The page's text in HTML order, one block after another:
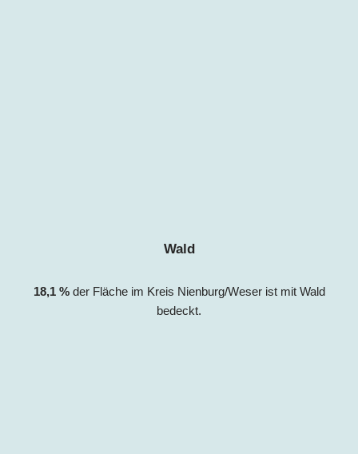
Wald
18,1 %der Fläche im Kreis Nienburg/Weserist mit Wald
bedeckt.